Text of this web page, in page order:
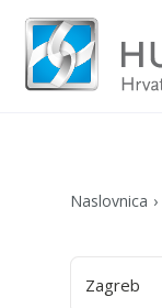
Naslovnica
Zagreb